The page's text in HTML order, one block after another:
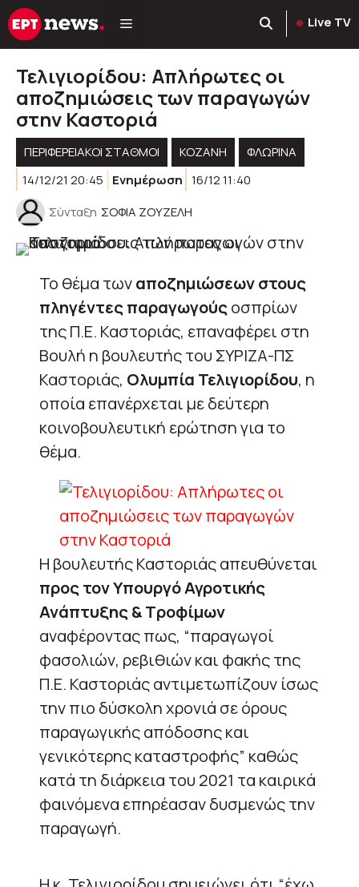
Μετάβαση
σε
Live TV
Τελιγιορίδου: Απλήρωτες οι
αποζημιώσεις των παραγωγών
στην Καστοριά
ΠΕΡΙΦΕΡΕΙΑΚΟΊ ΣΤΑΘΜΟΊ KOZANH
ΦΛΩΡΙΝΑ
14/12/21 20:45
Ενημέρωση 16/12 11:40
Σύνταξη ΣΟΦΙΑ ΖΟΥΖΕΛΗ
Το θέμα τωναποζημιώσεων στους
πληγέντες παραγωγούςοσπρίων
της Π.Ε. Καστοριάς, επαναφέρει στη
Βουλή η βουλευτής του ΣΥΡΙΖΑ-ΠΣ
Καστοριάς, Ολυμπία Τελιγιορίδου, η
οποία επανέρχεται με δεύτερη
κοινοβουλευτική ερώτηση για το
θέμα.
Η βουλευτής Καστοριάς απευθύνεται
προς τον Υπουργό Αγροτικής
Ανάπτυξης & Τροφίμων
αναφέροντας πως, “παραγωγοί
φασολιών, ρεβιθιών και φακής της
Π.Ε. Καστοριάς αντιμετωπίζουν ίσως
την πιο δύσκολη χρονιά σε όρους
παραγωγικής απόδοσης και
γενικότερης καταστροφής” καθώς
κατά τη διάρκεια του 2021 τα καιρικά
φαινόμενα επηρέασαν δυσμενώς την
παραγωγή.